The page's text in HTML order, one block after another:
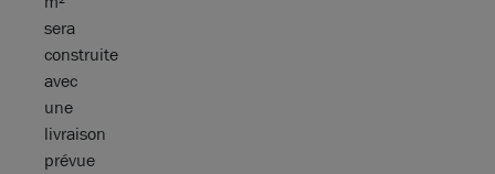
sera
construite
avec
une
livraison
prévue